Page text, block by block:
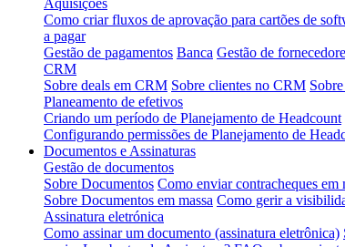
Como criar fluxos de aprovação para cartões de
a pagar
Gestão de pagamentos Banca Gestão de
CRM
Sobre deals em CRM Sobre clientes no CRM
Planeamento de efetivos
Criando um período de Planejamento de Headcount
Configurando permissões de Planejamento de
Documentos e Assinaturas
Gestão de documentos
Sobre Documentos Como enviar contracheques em
Sobre Documentos em massa Como gerir a
Assinatura eletrónica
Como assinar um documento (assinatura eletrônica)